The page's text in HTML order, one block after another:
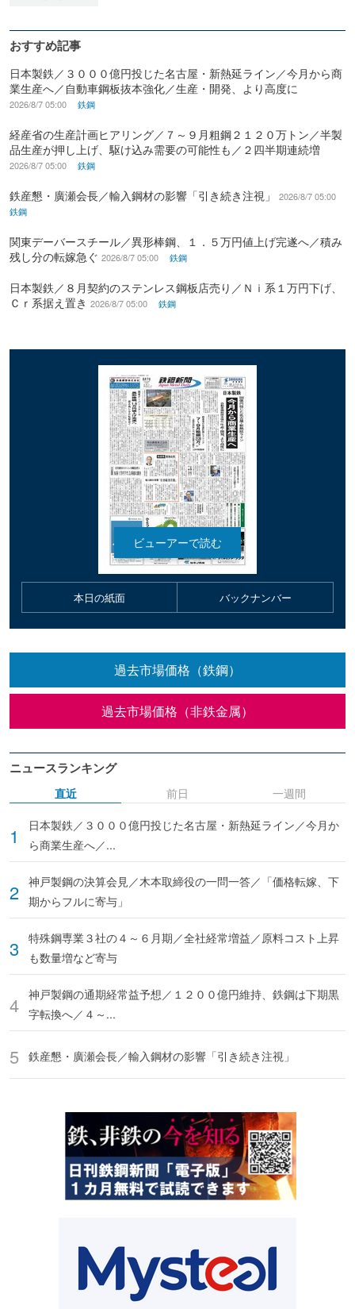
おすすめ記事
日本製鉄／３０００億円投じた名古屋・新熱延ライン／今月から商
業生産へ／自動車鋼板抜本強化／生産・開発、より高度に
2026/8/7 05:00 鉄鋼
経産省の生産計画ヒアリング／７～９月粗鋼２１２０万トン／半製
品生産が押し上げ、駆け込み需要の可能性も／２四半期連続増
2026/8/7 05:00 鉄鋼
鉄産懇・廣瀬会長／輸入鋼材の影響「引き続き注視」
2026/8/7 05:00
鉄鋼
関東デーバースチール／異形棒鋼、１．５万円値上げ完遂へ／積み
残し分の転嫁急ぐ 2026/8/7 05:00 鉄鋼
日本製鉄／８月契約のステンレス鋼板店売り／Ｎｉ系１万円下げ、
Ｃｒ系据え置き 2026/8/7 05:00 鉄鋼
本日の紙面 バックナンバー
過去市場価格（鉄鋼）
過去市場価格（非鉄金属）
ニュースランキング
直近
日本製鉄／３０００億円投じた名古屋・新熱延ライン／今月か
ら商業生産へ／...
神戸製鋼の決算会見／木本取締役の一問一答／「価格転嫁、下
期からフルに寄与」
特殊鋼専業３社の４～６月期／全社経常増益／原料コスト上昇
も数量増など寄与
神戸製鋼の通期経常益予想／１２００億円維持、鉄鋼は下期黒
字転換へ／４～...
鉄産懇・廣瀬会長／輸入鋼材の影響「引き続き注視」
前日 一週間